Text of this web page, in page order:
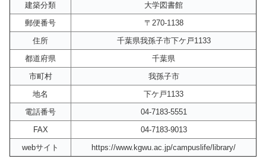
建築分類
大学図書館
郵便番号
〒270-1138
住所
千葉県我孫子市下ケ戸1133
都道府県
千葉県
市町村
我孫子市
地名
下ケ戸1133
電話番号
04-7183-5551
FAX
04-7183-9013
webサイト
https://www.kgwu.ac.jp/campuslife/library/